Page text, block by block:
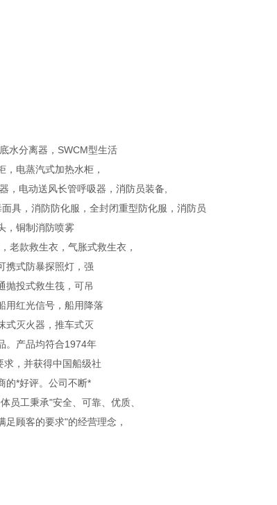
水分离器，SWCM型生活
电蒸汽式加热水柜，
，电动送风长管呼吸器，消防员装备,
具，消防防化服，全封闭重型防化服，消防员
，铜制消防喷雾
老款救生衣，气胀式救生衣，
携式防暴探照灯，强
抛投式救生筏，可吊
用红光信号，船用降落
式灭火器，推车式灭
。产品均符合1974年
求，并获得中国船级社
的*好评。公司不断*
员工秉承"安全、可靠、优质、
顾客的要求"的经营理念，